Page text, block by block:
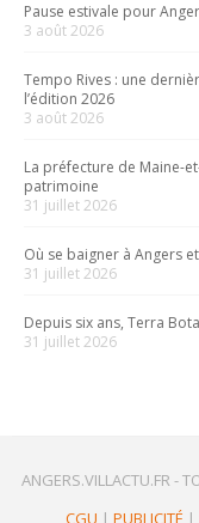
Pause estivale pour
3 août 2026
Tempo Rives : une
l’édition 2026
3 août 2026
La préfecture de Maine-
patrimoine
31 juillet 2026
Où se baigner à Angers
31 juillet 2026
Depuis six ans, Terra
31 juillet 2026
ANGERS.VILLACTU.FR -
CGU | PUBLICITÉ |